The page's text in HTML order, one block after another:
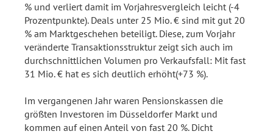
% und verliert damit im Vorjahresvergleich leicht (-4
Prozentpunkte). Deals unter 25 Mio. € sind mit gut 20
% am Marktgeschehen beteiligt. Diese, zum Vorjahr
veränderte Transaktionsstruktur zeigt sich auch im
durchschnittlichen Volumen pro Verkaufsfall: Mit fast
31 Mio. € hat es sich deutlich erhöht(+73 %).
Im vergangenen Jahr waren Pensionskassen die
größten Investoren im Düsseldorfer Markt und
kommen auf einen Anteil von fast 20 %. Dicht